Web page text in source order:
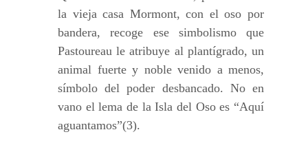
la vieja casa Mormont, con el oso por
bandera, recoge ese simbolismo que
Pastoureau le atribuye al plantígrado, un
animal fuerte y noble venido a menos,
símbolo del poder desbancado. No en
vano el lema de la Isla del Oso es “Aquí
aguantamos”(3).